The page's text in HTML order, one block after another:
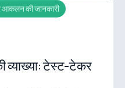
आकलन की जानकारी
व्याख्या: टेस्ट-टेकर